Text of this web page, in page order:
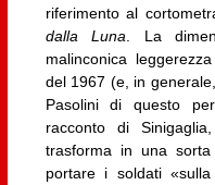
riferimento al
dalla Luna . La
malinconica
del 1967 (e, in
Pasolini di questo
racconto di
trasforma in una
portare i soldati